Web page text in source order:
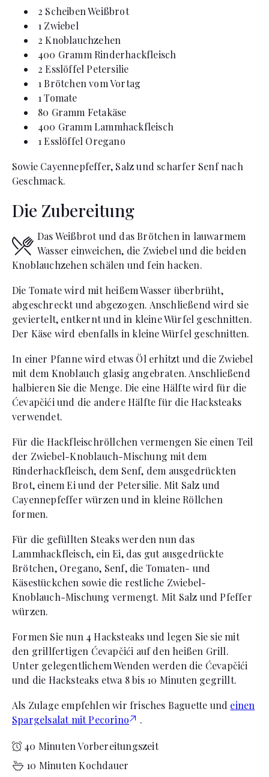
2 ScheibenWeißbrot
1 Zwiebel
2 Knoblauchzehen
400 Gramm Rinderhackfleisch
2 Esslöffel Petersilie
1 Brötchen vom Vortag
1 Tomate
80 Gramm Fetakäse
400 Gramm Lammhackfleisch
1 Esslöffel Oregano
Sowie Cayennepfeffer, Salz und scharfer Senf nach
Geschmack.
Die Zubereitung
Das Weißbrot und das Brötchen in lauwarmem
Wasser einweichen, die Zwiebel und die beiden
Knoblauchzehen schälen und fein hacken.
Die Tomate wird mit heißem Wasser überbrüht,
abgeschreckt und abgezogen. Anschließend wird sie
geviertelt, entkernt und in kleine Würfel geschnitten.
Der Käse wird ebenfalls in kleine Würfel geschnitten.
In einer Pfanne wird etwas Öl erhitzt und die Zwiebel
mit dem Knoblauch glasig angebraten. Anschließend
halbieren Sie die Menge. Die eine Hälfte wird für die
Ćevapčići und die andere Hälfte für die Hacksteaks
verwendet.
Für die Hackfleischröllchen vermengen Sie einen Teil
der Zwiebel-Knoblauch-Mischung mit dem
Rinderhackfleisch, dem Senf, dem ausgedrückten
Brot, einem Ei und der Petersilie. Mit Salz und
Cayennepfeffer würzen und in kleine Röllchen
formen.
Für die gefüllten Steaks werden nun das
Lammhackfleisch, ein Ei, das gut ausgedrückte
Brötchen, Oregano, Senf, die Tomaten- und
Käsestückchen sowie die restliche Zwiebel-
Knoblauch-Mischung vermengt. Mit Salz und Pfeffer
würzen.
Formen Sie nun 4 Hacksteaks und legen Sie sie mit
den grillfertigen Ćevapčići auf den heißen Grill.
Unter gelegentlichem Wenden werden die Ćevapčići
und die Hacksteaks etwa 8 bis 10 Minuten gegrillt.
Als Zulage empfehlen wir frisches Baguette und einen
Spargelsalat mit Pecorino
.
40 Minuten Vorbereitungszeit
10 Minuten Kochdauer